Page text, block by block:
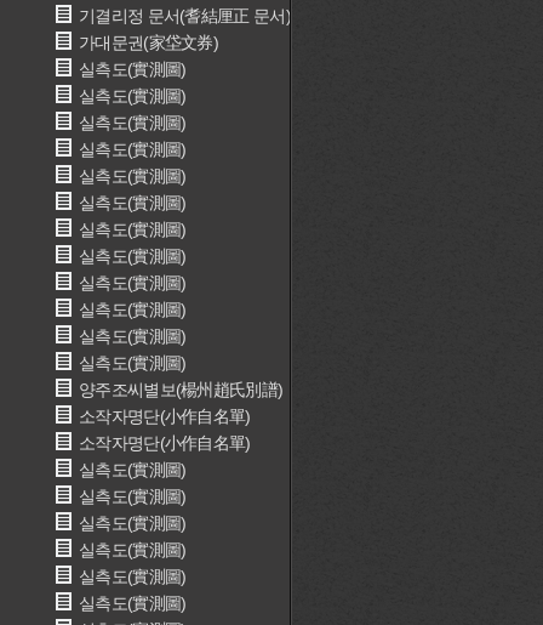
기결리정 문서(耆結厘正 문서)
가대문권(家垈文券)
실측도(實測圖)
실측도(實測圖)
실측도(實測圖)
실측도(實測圖)
실측도(實測圖)
실측도(實測圖)
실측도(實測圖)
실측도(實測圖)
실측도(實測圖)
실측도(實測圖)
실측도(實測圖)
실측도(實測圖)
양주조씨별보(楊州趙氏別譜)
소작자명단(小作自名單)
소작자명단(小作自名單)
실측도(實測圖)
실측도(實測圖)
실측도(實測圖)
실측도(實測圖)
실측도(實測圖)
실측도(實測圖)